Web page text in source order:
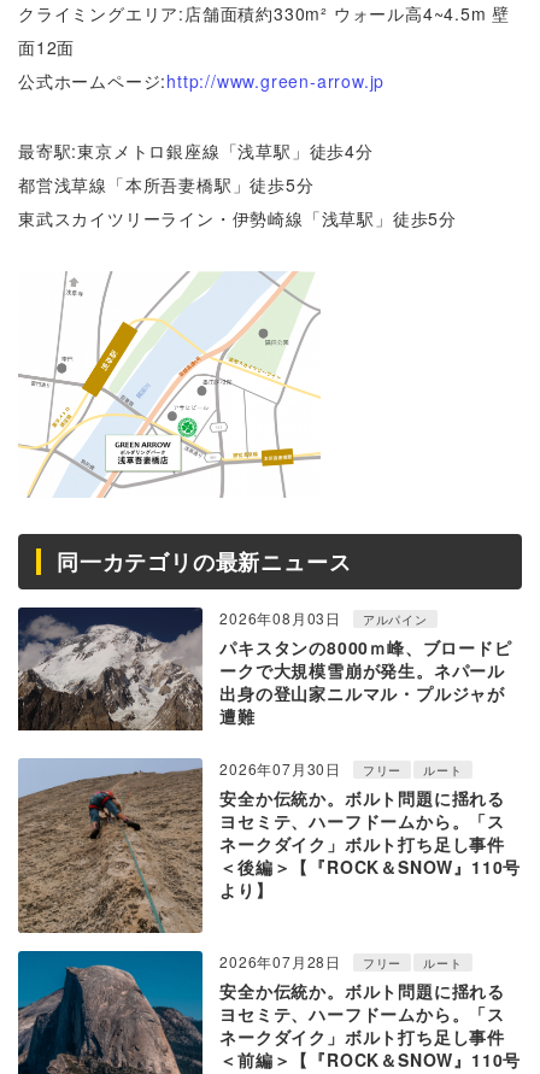
クライミングエリア:店舗面積約330m² ウォール高4~4.5m 壁
面12面
公式ホームページ:http://www.green-arrow.jp
最寄駅:東京メトロ銀座線「浅草駅」徒歩4分
都営浅草線「本所吾妻橋駅」徒歩5分
東武スカイツリーライン・伊勢崎線「浅草駅」徒歩5分
同一カテゴリの最新ニュース
2026年08月03日 アルパイン
パキスタンの8000ｍ峰、ブロードピ
ークで大規模雪崩が発生。ネパール
出身の登山家ニルマル・プルジャが
遭難
2026年07月30日 フリー ルート
安全か伝統か。ボルト問題に揺れる
ヨセミテ、ハーフドームから。「ス
ネークダイク」ボルト打ち足し事件
＜後編＞【『ROCK＆SNOW』110号
より】
2026年07月28日 フリー ルート
安全か伝統か。ボルト問題に揺れる
ヨセミテ、ハーフドームから。「ス
ネークダイク」ボルト打ち足し事件
＜前編＞【『ROCK＆SNOW』110号